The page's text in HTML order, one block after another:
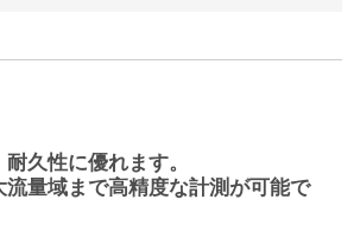
久性に優れます。
流量域まで高精度な計測が可能で